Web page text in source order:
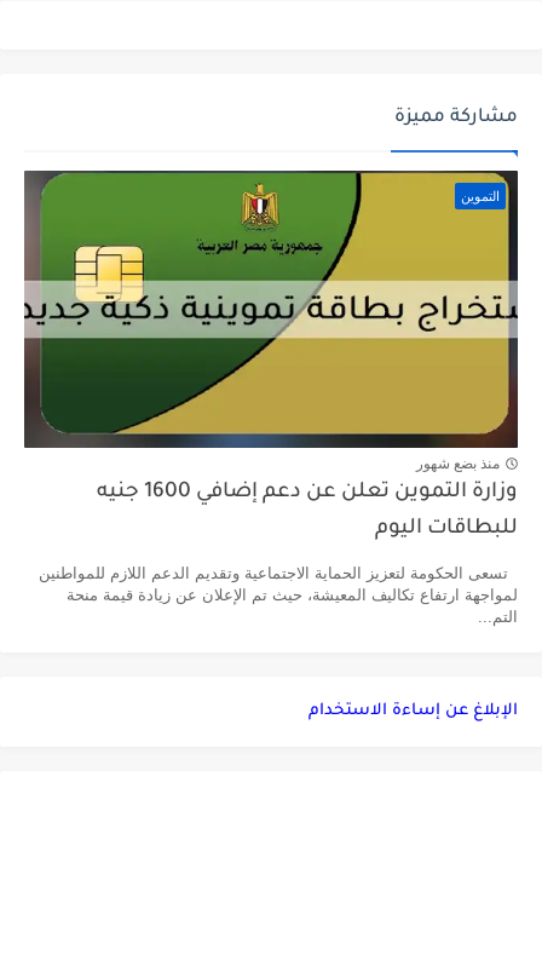
مشاركة مميزة
التموين
منذ بضع شهور
وزارة التموين تعلن عن دعم إضافي 1600 جنيه
للبطاقات اليوم
تسعى الحكومة لتعزيز الحماية الاجتماعية وتقديم الدعم اللازم للمواطنين
لمواجهة ارتفاع تكاليف المعيشة، حيث تم الإعلان عن زيادة قيمة منحة
التم...
الإبلاغ عن إساءة الاستخدام